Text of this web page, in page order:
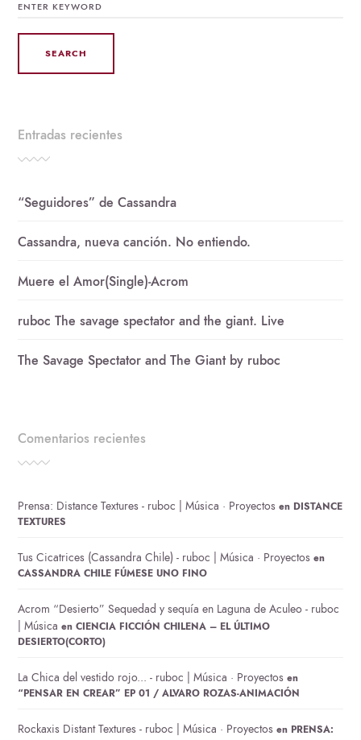
FOR:
Entradas recientes
“Seguidores” de Cassandra
Cassandra, nueva canción. No entiendo.
Muere el Amor(Single)-Acrom
ruboc The savage spectator and the giant. Live
The Savage Spectator and The Giant by ruboc
Comentarios recientes
Prensa: Distance Textures - ruboc | Música · Proyectos en DISTANCE
TEXTURES
Tus Cicatrices (Cassandra Chile) - ruboc | Música · Proyectos en
CASSANDRA CHILE FÚMESE UNO FINO
Acrom “Desierto” Sequedad y sequía en Laguna de Aculeo - ruboc
| Música enCIENCIA FICCIÓN CHILENA – EL ÚLTIMO
DESIERTO(CORTO)
La Chica del vestido rojo... - ruboc | Música · Proyectos en
“PENSAR EN CREAR” EP 01 / ALVARO ROZAS-ANIMACIÓN
Rockaxis Distant Textures - ruboc | Música · Proyectos en PRENSA: